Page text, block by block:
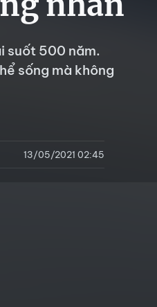
suốt 500 năm.
sống mà không
13/05/2021 02:45